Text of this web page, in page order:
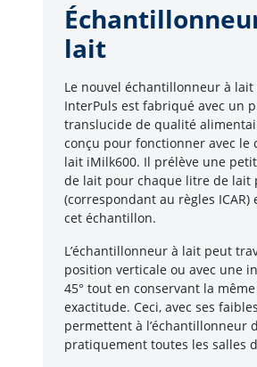
lait
Le nouvel échantillonneur à
InterPuls est fabriqué avec un
translucide de qualité
conçu pour fonctionner avec le
lait iMilk600. Il prélève une
de lait pour chaque litre de lait
(correspondant au règles ICAR)
cet échantillon.
L’échantillonneur à lait peut
position verticale ou avec une
45° tout en conservant la
exactitude. Ceci, avec ses
permettent à l’échantillonneur
pratiquement toutes les salles